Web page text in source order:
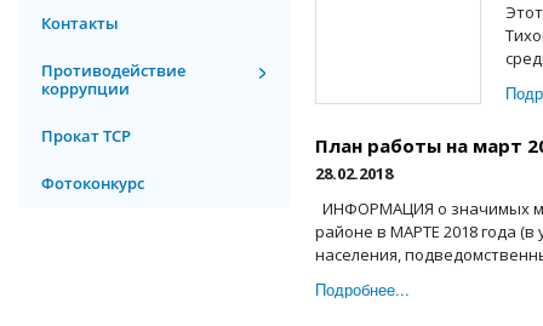
Контакты
Противодействие
коррупции
Прокат ТСР
Фотоконкурс
План работы на март
28.02.2018
ИНФОРМАЦИЯ о значимых
районе в МАРТЕ 2018 года
населения,
Подробнее...